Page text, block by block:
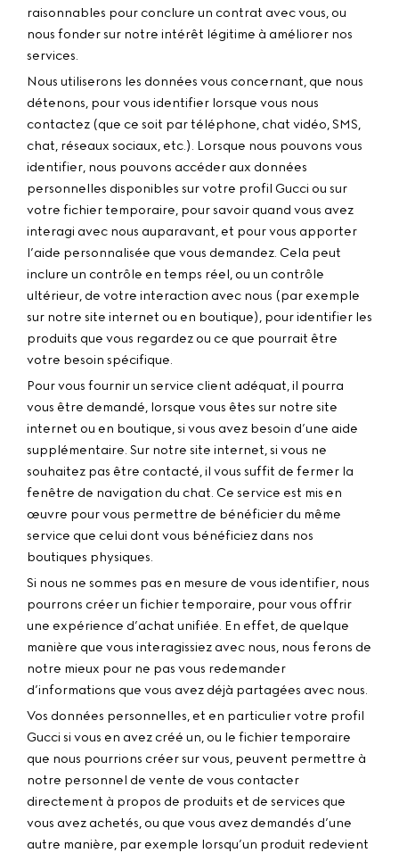
raisonnables pour conclure un contrat avec vous, ou
nous fonder sur notre intérêt légitime à améliorer nos
services.
Nous utiliserons les données vous concernant, que nous
détenons, pour vous identifier lorsque vous nous
contactez (que ce soit par téléphone, chat vidéo, SMS,
chat, réseaux sociaux, etc.). Lorsque nous pouvons vous
identifier, nous pouvons accéder aux données
personnelles disponibles sur votre profil Gucci ou sur
votre fichier temporaire, pour savoir quand vous avez
interagi avec nous auparavant, et pour vous apporter
l’aide personnalisée que vous demandez. Cela peut
inclure un contrôle en temps réel, ou un contrôle
ultérieur, de votre interaction avec nous (par exemple
sur notre site internet ou en boutique), pour identifier les
produits que vous regardez ou ce que pourrait être
votre besoin spécifique.
Pour vous fournir un service client adéquat, il pourra
vous être demandé, lorsque vous êtes sur notre site
internet ou en boutique, si vous avez besoin d’une aide
supplémentaire. Sur notre site internet, si vous ne
souhaitez pas être contacté, il vous suffit de fermer la
fenêtre de navigation du chat. Ce service est mis en
œuvre pour vous permettre de bénéficier du même
service que celui dont vous bénéficiez dans nos
boutiques physiques.
Si nous ne sommes pas en mesure de vous identifier, nous
pourrons créer un fichier temporaire, pour vous offrir
une expérience d’achat unifiée. En effet, de quelque
manière que vous interagissiez avec nous, nous ferons de
notre mieux pour ne pas vous redemander
d’informations que vous avez déjà partagées avec nous.
Vos données personnelles, et en particulier votre profil
Gucci si vous en avez créé un, ou le fichier temporaire
que nous pourrions créer sur vous, peuvent permettre à
notre personnel de vente de vous contacter
directement à propos de produits et de services que
vous avez achetés, ou que vous avez demandés d’une
autre manière, par exemple lorsqu’un produit redevient